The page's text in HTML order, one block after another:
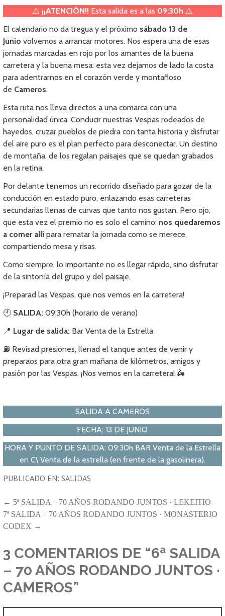
⚠️ ¡¡ATENCIÓN!! Esta salida es a las 09:30h ⚠️
El calendario no da tregua y el próximo sábado 13 de
Junio volvemos a arrancar motores. Nos espera una de esas
jornadas marcadas en rojo por los amantes de la buena
carretera y la buena mesa: esta vez dejamos de lado la costa
para adentrarnos en el corazón verde y montañoso
de Cameros.
Esta ruta nos lleva directos a una comarca con una
personalidad única. Conducir nuestras Vespas rodeados de
hayedos, cruzar pueblos de piedra con tanta historia y disfrutar
del aire puro es el plan perfecto para desconectar. Un destino
de montaña, de los regalan paisajes que se quedan grabados
en la retina.
Por delante tenemos un recorrido diseñado para gozar de la
conducción en estado puro, enlazando esas carreteras
secundarias llenas de curvas que tanto nos gustan. Pero ojo,
que esta vez el premio no es solo el camino: nos quedaremos
a comer allí para rematar la jornada como se merece,
compartiendo mesa y risas.
Como siempre, lo importante no es llegar rápido, sino disfrutar
de la sintonía del grupo y del paisaje.
¡Preparad las Vespas, que nos vemos en la carretera!
🕙 SALIDA: 09:30h (horario de verano)
📍 Lugar de salida: Bar Venta de la Estrella
⛽ Revisad presiones, llenad el tanque antes de venir y
preparaos para otra gran mañana de kilómetros, amigos y
pasión por las Vespas. ¡Nos vemos en la carretera! 🛵
SALIDA A CAMEROS
FECHA: 13 DE JUNIO
HORA Y PUNTO DE SALIDA: 09:30h BAR Venta de la Estrella
en C\ Venta de la estrella (en frente de la gasolinera).
PUBLICADO EN:SALIDAS
NAVEGACIÓN
DE
← 5ª SALIDA – 70 AÑOS RODANDO JUNTOS · LEKEITIO
7ª SALIDA – 70 AÑOS RODANDO JUNTOS · MONASTERIO
CODEX →
3 COMENTARIOS DE “6ª SALIDA
– 70 AÑOS RODANDO JUNTOS ·
CAMEROS”